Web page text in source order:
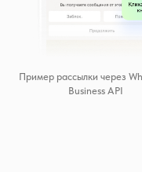
Пример рассылки через
Business API